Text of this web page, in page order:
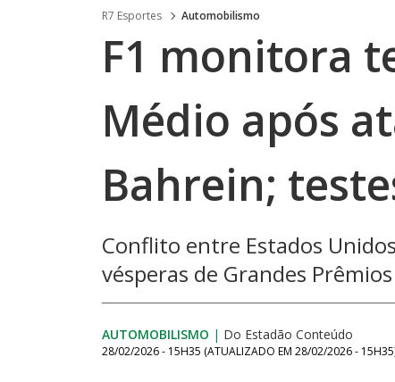
R7 Esportes Automobilismo
F1 monitora
Médio após
Bahrein;
Conflito entre Estados
vésperas de Grandes Prêmios
AUTOMOBILISMO | Do Estadão Conteúdo
28/02/2026 - 15H35 (ATUALIZADO EM 28/02/2026 - 15H35